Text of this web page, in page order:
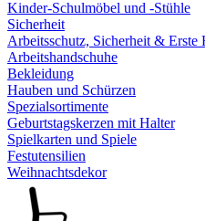
Kinder-Schulmöbel und -Stühle
Sicherheit
Arbeitsschutz, Sicherheit & Erste
Arbeitshandschuhe
Bekleidung
Hauben und Schürzen
Spezialsortimente
Geburtstagskerzen mit Halter
Spielkarten und Spiele
Festutensilien
Weihnachtsdekor